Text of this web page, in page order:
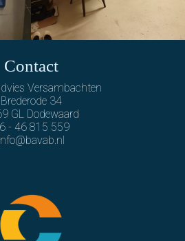
Contact
Versambachten
Brederode 34
GL Dodewaard
- 46 815 559